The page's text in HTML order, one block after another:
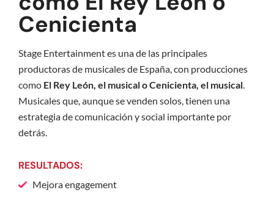
Cenicienta
Stage Entertainment es una de las principales
productoras de musicales de España, con producciones
como El Rey León, el musical o Cenicienta, el musical.
Musicales que, aunque se venden solos, tienen una
estrategia de comunicación y social importante por
detrás.
RESULTADOS:
Mejora engagement